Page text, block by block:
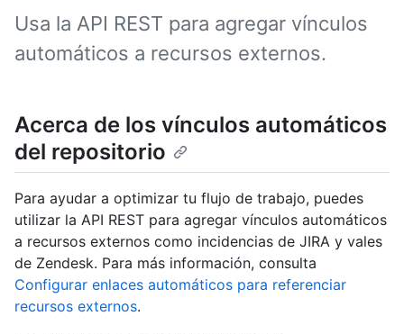
Usa la API REST para agregar vínculos
automáticos a recursos externos.
Acerca de los vínculos automáticos
del repositorio
Para ayudar a optimizar tu flujo de trabajo, puedes
utilizar la API REST para agregar vínculos automáticos
a recursos externos como incidencias de JIRA y vales
de Zendesk. Para más información, consulta
Configurar enlaces automáticos para referenciar
recursos externos.